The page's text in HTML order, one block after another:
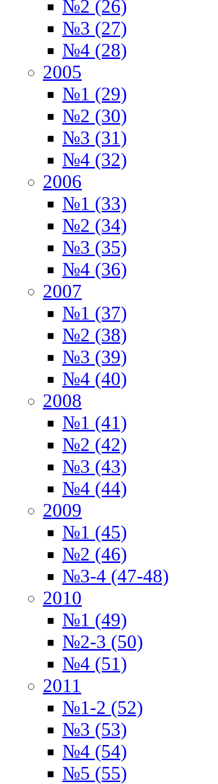
№2 (26)
№3 (27)
№4 (28)
2005
№1 (29)
№2 (30)
№3 (31)
№4 (32)
2006
№1 (33)
№2 (34)
№3 (35)
№4 (36)
2007
№1 (37)
№2 (38)
№3 (39)
№4 (40)
2008
№1 (41)
№2 (42)
№3 (43)
№4 (44)
2009
№1 (45)
№2 (46)
№3-4 (47-48)
2010
№1 (49)
№2-3 (50)
№4 (51)
2011
№1-2 (52)
№3 (53)
№4 (54)
№5 (55)